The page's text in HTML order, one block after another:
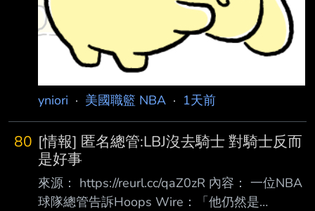
yniori · 美國職籃 NBA · 1天前
80 [情報] 匿名總管:LBJ沒去騎士 對騎士反而
是好事
來源： https://reurl.cc/qaZ0zR 內容： 一位NBA
球隊總管告訴Hoops Wire：「他仍然是